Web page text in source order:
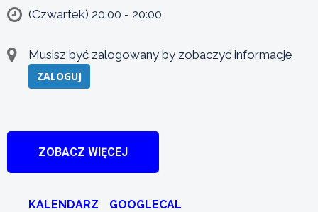
(Czwartek) 20:00 - 20:00
Musisz być zalogowany by zobaczyć informacje
ZALOGUJ
ZOBACZ WIĘCEJ
KALENDARZ GOOGLECAL